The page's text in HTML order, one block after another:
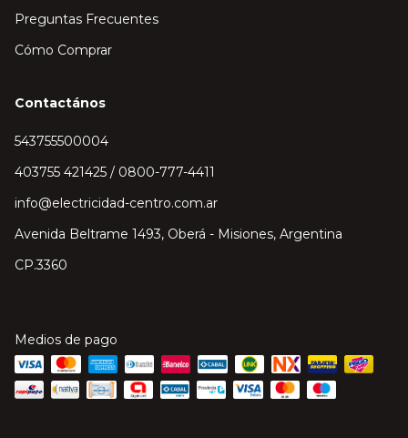
Preguntas Frecuentes
Cómo Comprar
Contactános
543755500004
403755 421425 / 0800-777-4411
info@electricidad-centro.com.ar
Avenida Beltrame 1493, Oberá - Misiones, Argentina
CP.3360
Medios de pago